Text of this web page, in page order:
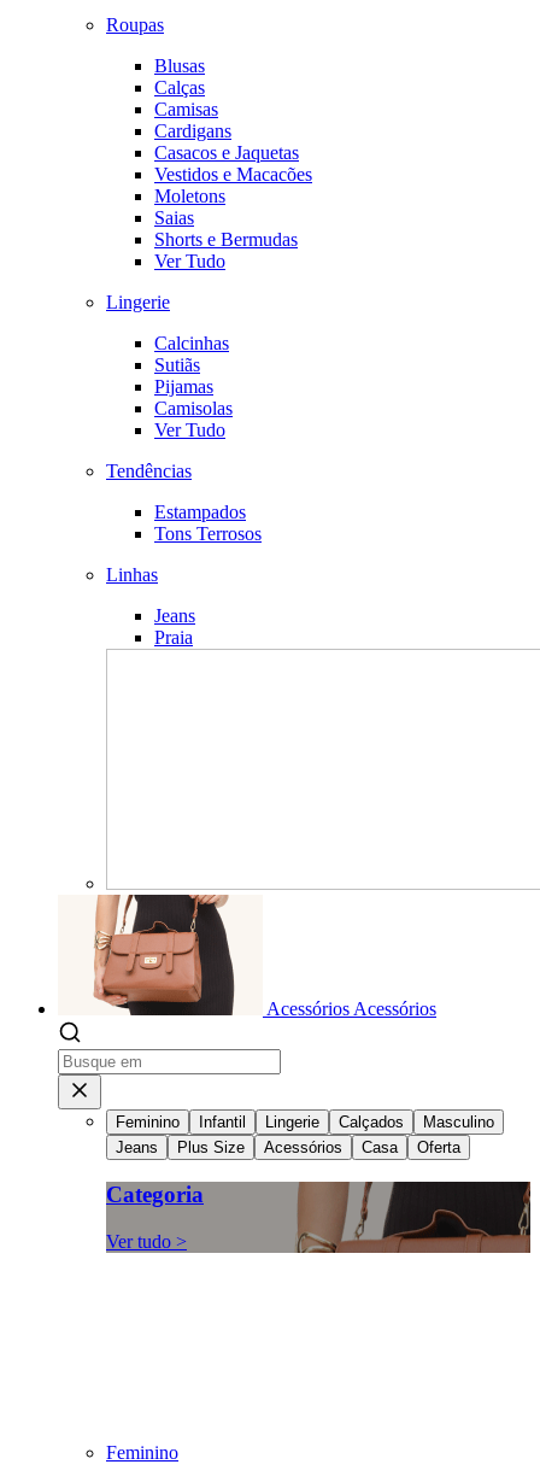
Roupas
Blusas
Calças
Camisas
Cardigans
Casacos e Jaquetas
Vestidos e Macacões
Moletons
Saias
Shorts e Bermudas
Ver Tudo
Lingerie
Calcinhas
Sutiãs
Pijamas
Camisolas
Ver Tudo
Tendências
Estampados
Tons Terrosos
Linhas
Jeans
Praia
Acessórios Acessórios
Feminino Infantil Lingerie Calçados
Masculino
Jeans
Plus Size Acessórios Casa Oferta
Categoria
Ver tudo >
Feminino